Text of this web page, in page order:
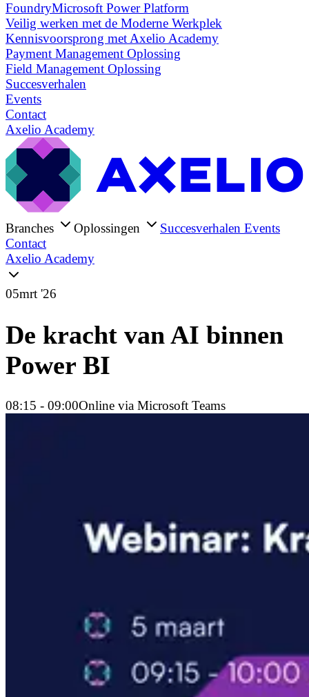
FoundryMicrosoft Power Platform
Veilig werken met de Moderne Werkplek
Kennisvoorsprong met Axelio Academy
Payment Management Oplossing
Field Management Oplossing
Succesverhalen
Events
Contact
Axelio Academy
Branches Oplossingen Succesverhalen Events
Contact
Axelio Academy
05mrt '26
De kracht van AI binnen
Power BI
08:15 - 09:00Online via Microsoft Teams